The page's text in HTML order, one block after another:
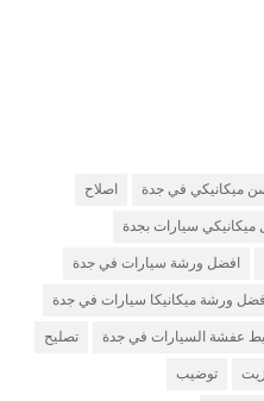
ميكانيكي في جدة اصلاح
ميكانيكي سيارات بجدة
افضل ورشة سيارات في جدة
افضل ورشة ميكانيكا سيارات في جدة
عفشة السيارات في جدة تصليح
توضيب